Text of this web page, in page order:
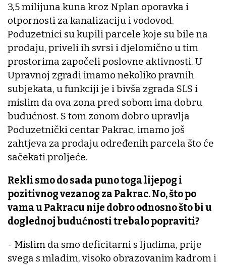
3,5 milijuna kuna kroz Nplan oporavka i
otpornosti za kanalizaciju i vodovod.
Poduzetnici su kupili parcele koje su bile na
prodaju, priveli ih svrsi i djelomično u tim
prostorima započeli poslovne aktivnosti. U
Upravnoj zgradi imamo nekoliko pravnih
subjekata, u funkciji je i bivša zgrada SLS i
mislim da ova zona pred sobom ima dobru
budućnost. S tom zonom dobro upravlja
Poduzetnički centar Pakrac, imamo još
zahtjeva za prodaju određenih parcela što će
sačekati proljeće.
Rekli smo do sada puno toga lijepog i
pozitivnog vezanog za Pakrac. No, što po
vama u Pakracu nije dobro odnosno što bi u
doglednoj budućnosti trebalo popraviti?
- Mislim da smo deficitarni s ljudima, prije
svega s mladim, visoko obrazovanim kadrom i